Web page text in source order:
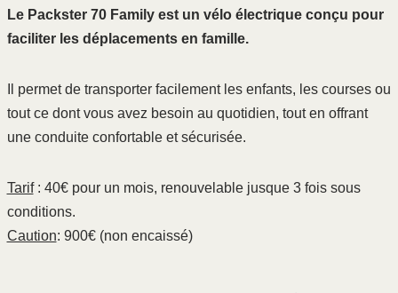
Le Packster 70 Family est un vélo électrique conçu pour
faciliter les déplacements en famille.
Il permet de transporter facilement les enfants, les courses ou
tout ce dont vous avez besoin au quotidien, tout en offrant
une conduite confortable et sécurisée.
Tarif: 40€ pour un mois, renouvelable jusque 3 fois sous
conditions.
Caution: 900€ (non encaissé)